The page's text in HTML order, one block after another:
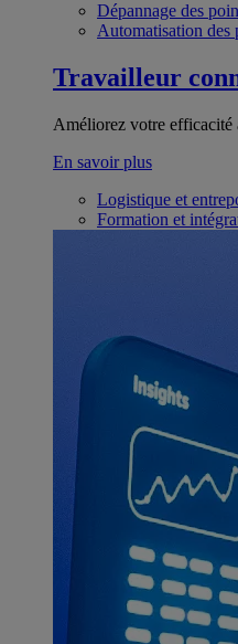
Dépannage des
Automatisation des
Travailleur
Améliorez votre efficacité
En savoir plus
Logistique et
Formation et